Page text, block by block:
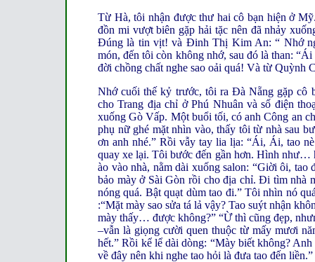
Từ Hà, tôi nhận được thư hai cô bạn hiện ở
đồn mi vượt biên gặp hải tặc nên đã nhảy
Đúng là tin vịt! và Đinh Thị Kim An: “ Nhớ
món, đến tôi còn không nhớ, sau đó là than:
đời chồng chất nghe sao oải quá! Và từ Quỳnh
Nhớ cuối thế kỷ trước, tôi ra Đà Nẵng gặp cô
cho Trang địa chỉ ở Phú Nhuân và số điện
xuống Gò Vấp. Một buổi tối, có anh Công an
phụ nữ ghé mặt nhìn vào, thấy tôi từ nhà sau
ơn anh nhé.” Rồi vẫy tay lia lịa: “Ái, Ái, tao
quay xe lại. Tôi bước đến gần hơn. Hình
ào vào nhà, nằm dài xuống salon: “Giời ôi,
bảo mày ở Sài Gòn rồi cho địa chỉ. Đi tìm nhà
nóng quá. Bật quạt dùm tao đi.” Tôi nhìn nó
:“Mặt mày sao sửa tá lả vậy? Tao suýt nhận
mày thấy… được không?” “Ừ thì cũng đẹp,
–vẫn là giọng cười quen thuộc từ mấy mươi
hết.” Rồi kể lể dài dòng: “Mày biết không?
về đây nên khi nghe tao hỏi là đưa tao đến liền.”